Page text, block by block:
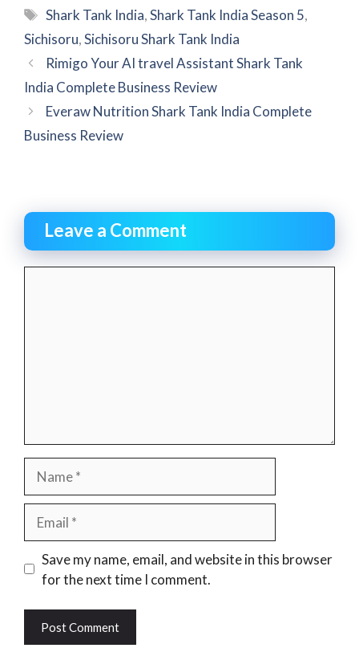
Tags
Shark Tank India,Shark Tank India Season 5,
Sichisoru,Sichisoru Shark Tank India
Rimigo Your AI travel Assistant Shark Tank
India Complete Business Review
Everaw Nutrition Shark Tank India Complete
Business Review
Leave a Comment
Website
Save my name, email, and website in this browser
for the next time I comment.